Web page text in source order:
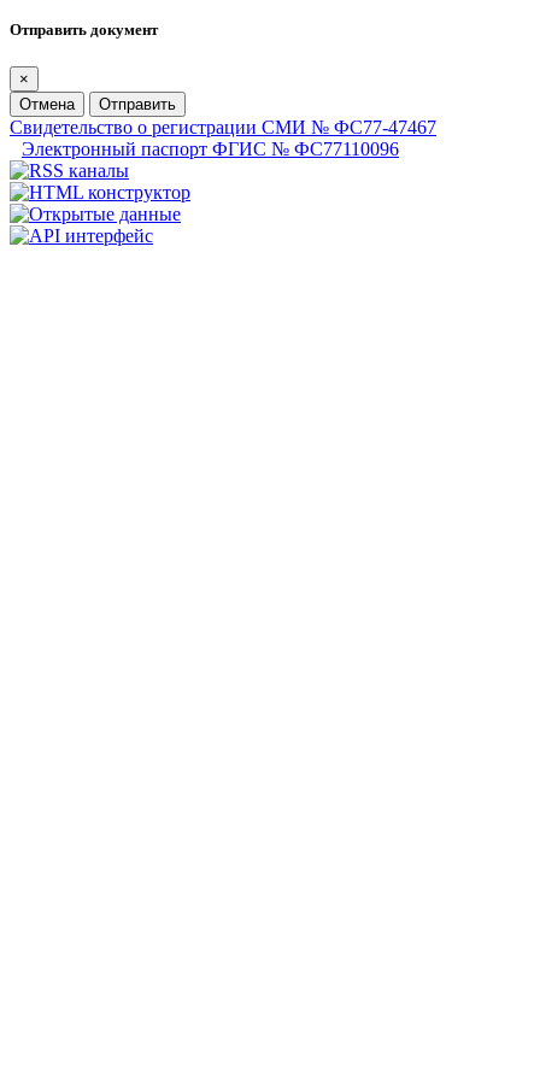
Отправить документ
×
Отмена
Отправить
Свидетельство о регистрации СМИ № ФС77-47467
Электронный паспорт ФГИС № ФС77110096